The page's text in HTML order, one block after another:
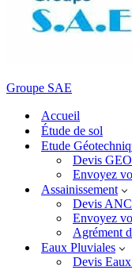
Groupe SAE
Accueil
Étude de sol
Etude
Devis
Envoyez
Assainissement
Devis ANC
Envoyez
Agrément
Eaux Pluviales
Devis